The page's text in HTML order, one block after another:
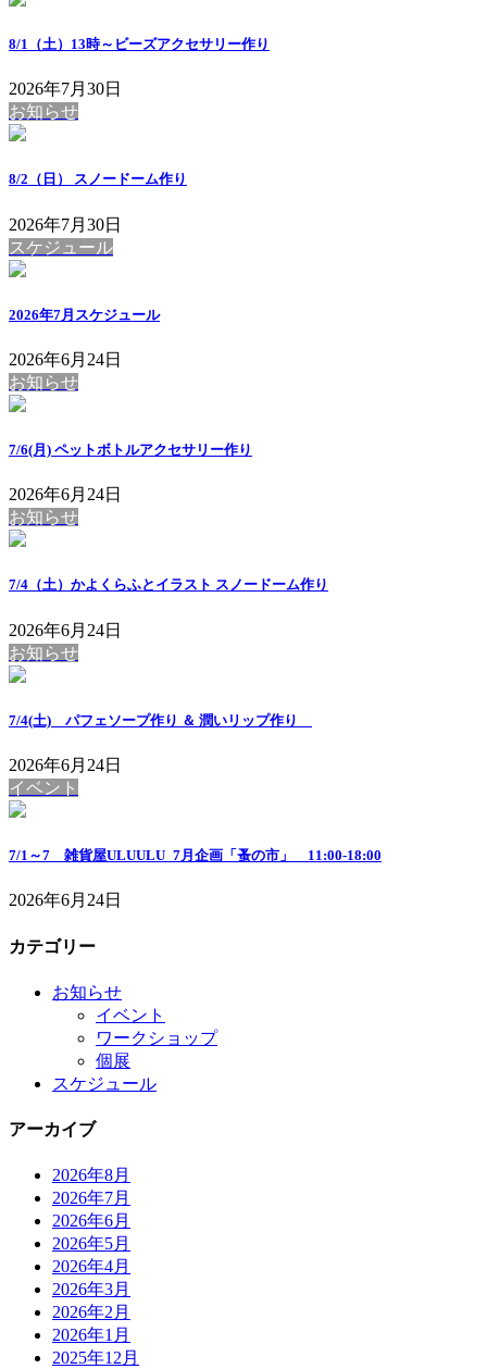
8/1（土）13時～ビーズアクセサリー作り
2026年7月30日
お知らせ
8/2（日） スノードーム作り
2026年7月30日
スケジュール
2026年7月スケジュール
2026年6月24日
お知らせ
7/6(月) ペットボトルアクセサリー作り
2026年6月24日
お知らせ
7/4（土）かよくらふとイラスト スノードーム作り
2026年6月24日
お知らせ
7/4(土) パフェソープ作り ＆ 潤いリップ作り
2026年6月24日
イベント
7/1～7 雑貨屋ULUULU_7月企画「蚤の市」 11:00-18:00
2026年6月24日
カテゴリー
お知らせ
イベント
ワークショップ
個展
スケジュール
アーカイブ
2026年8月
2026年7月
2026年6月
2026年5月
2026年4月
2026年3月
2026年2月
2026年1月
2025年12月